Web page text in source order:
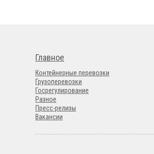
Главное
Контейнерные перевозки
Грузоперевозки
Госрегулирование
Разное
Пресс-релизы
Вакансии